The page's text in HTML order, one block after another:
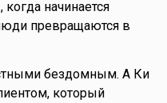
начинается
превращаются в
бездомным. А Ки
который